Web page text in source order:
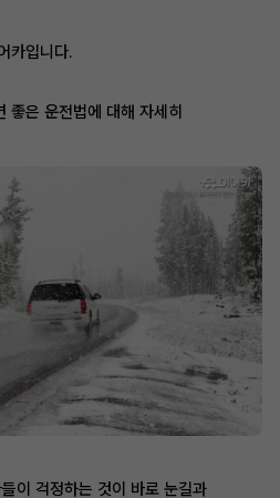
카입니다.
좋은 운전법에 대해 자세히
이 걱정하는 것이 바로 눈길과